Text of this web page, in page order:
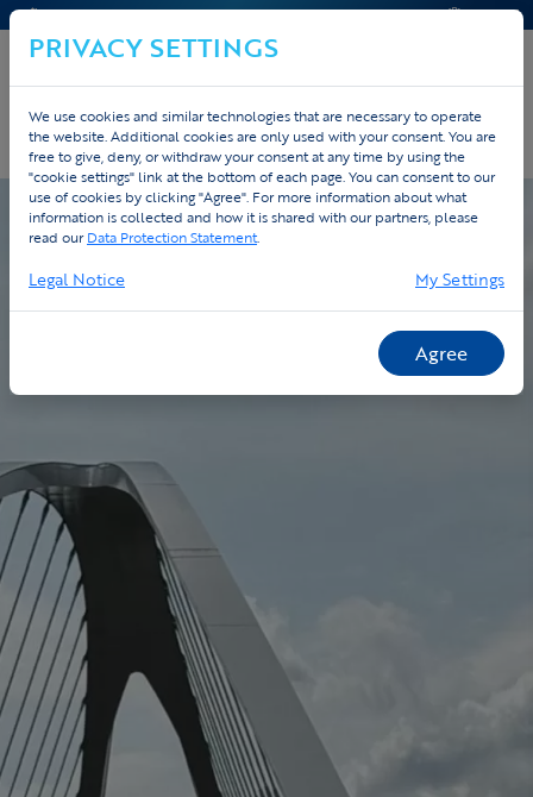
CONTACT & HELP OFFERTE
Home Custom Bijbestelling
PRIVACY SETTINGS
We use cookies and similar technologies that are necessary to operate
the website. Additional cookies are only used with your consent. You are
free to give, deny, or withdraw your consent at any time by using the
"cookie settings" link at the bottom of each page. You can consent to our
use of cookies by clicking "Agree". For more information about what
information is collected and how it is shared with our partners, please
read ourData Protection Statement.
Legal Notice My Settings
Agree